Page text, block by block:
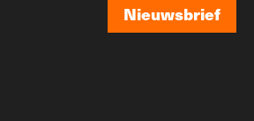
Nieuwsbrief